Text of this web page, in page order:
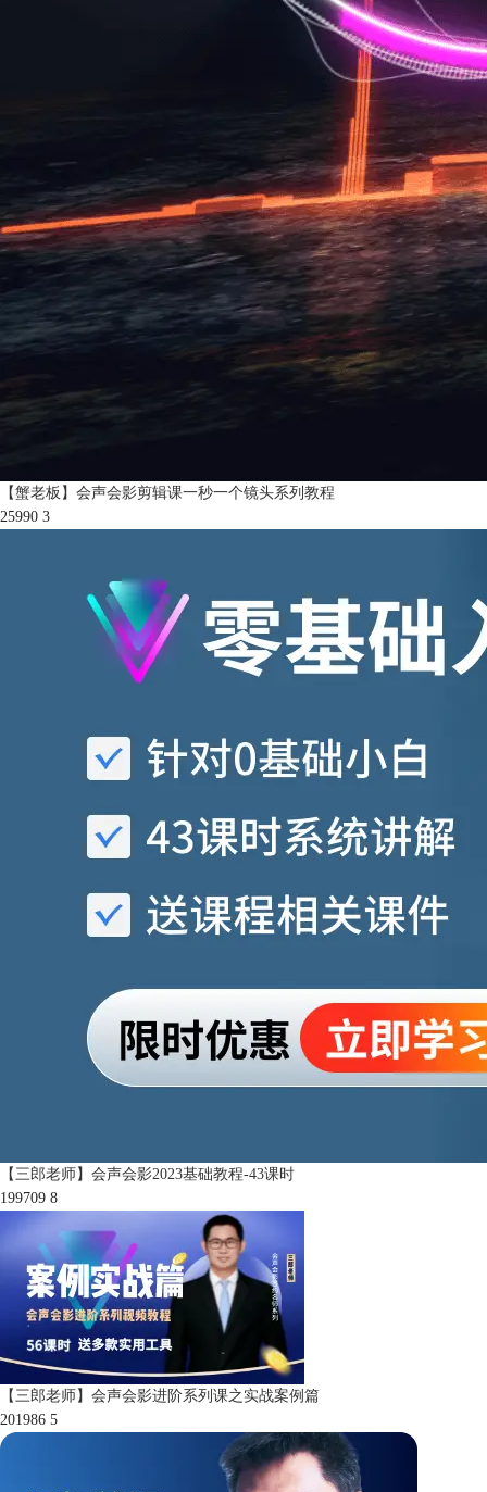
【蟹老板】会声会影剪辑课一秒一个镜头系列教程
25990 3
【三郎老师】会声会影2023基础教程-43课时
199709 8
【三郎老师】会声会影进阶系列课之实战案例篇
201986 5